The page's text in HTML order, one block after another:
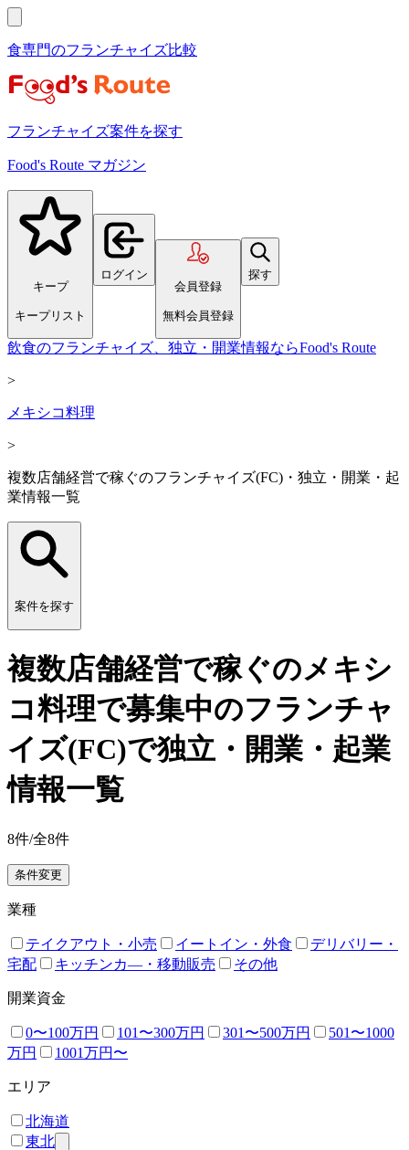
食専門のフランチャイズ比較
フランチャイズ案件を探す
Food's Route マガジン
キープ
キープリスト
ログイン
会員登録
無料会員登録
探す
飲食のフランチャイズ、独立・開業情報ならFood's Route
>
メキシコ料理
>
複数店舗経営で稼ぐのフランチャイズ(FC)・独立・開業・起
業情報一覧
案件を探す
複数店舗経営で稼ぐのメキシ
コ料理で募集中のフランチャ
イズ(FC)で独立・開業・起業
情報一覧
8件/全8件
条件変更
業種
テイクアウト・小売 イートイン・外食
デリバリー・
宅配
キッチンカ―・移動販売 その他
開業資金
0〜100万円 101〜300万円 301〜500万円
501〜1000
万円
1001万円〜
エリア
北海道
東北